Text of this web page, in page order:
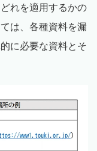
れを適用するかの
は、各種資料を漏
に必要な資料とそ